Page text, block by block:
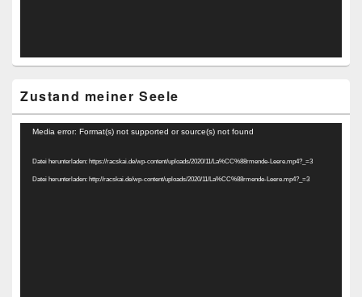
Zustand meiner Seele
Video-
Media error: Format(s) not supported or source(s) not found
Datei herunterladen: https://racskai.de/wp-content/uploads/2020/11/La%CC%88rmende-Leere.mp4?_=3
Datei herunterladen: http://racskai.de/wp-content/uploads/2020/11/La%CC%88rmende-Leere.mp4?_=3